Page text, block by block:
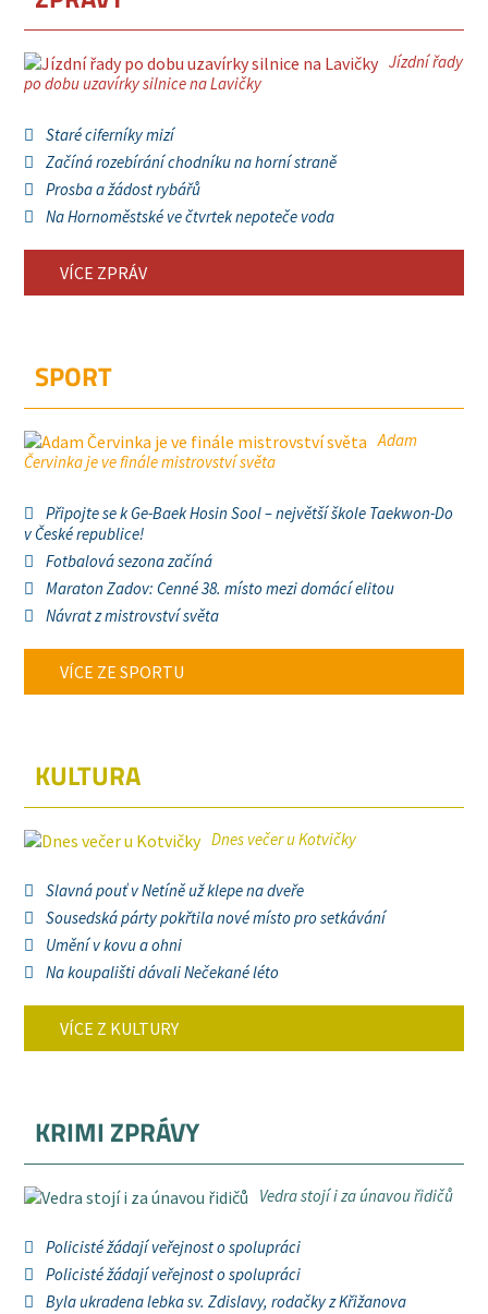
Jízdní řady
po dobu uzavírky silnice na Lavičky
Staré ciferníky mizí
Začíná rozebírání chodníku na horní straně
Prosba a žádost rybářů
Na Hornoměstské ve čtvrtek nepoteče voda
VÍCE ZPRÁV
SPORT
Adam
Červinka je ve finále mistrovství světa
Připojte se k Ge-Baek Hosin Sool – největší škole Taekwon-Do
v České republice!
Fotbalová sezona začíná
Maraton Zadov: Cenné 38. místo mezi domácí elitou
Návrat z mistrovství světa
VÍCE ZE SPORTU
KULTURA
Dnes večer u Kotvičky
Slavná pouť v Netíně už klepe na dveře
Sousedská párty pokřtila nové místo pro setkávání
Umění v kovu a ohni
Na koupališti dávali Nečekané léto
VÍCE Z KULTURY
KRIMI ZPRÁVY
Vedra stojí i za únavou řidičů
Policisté žádají veřejnost o spolupráci
Policisté žádají veřejnost o spolupráci
Byla ukradena lebka sv. Zdislavy, rodačky z Křižanova